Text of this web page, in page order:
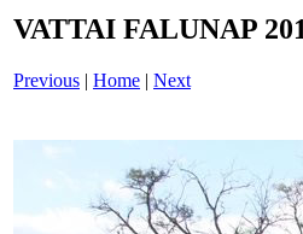
VATTAI FALUNAP
Previous | Home | Next